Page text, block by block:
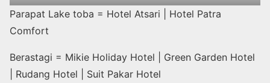
Parapat Lake toba = Hotel Atsari | Hotel Patra
Comfort
Berastagi = Mikie Holiday Hotel | Green Garden Hotel
| Rudang Hotel | Suit Pakar Hotel